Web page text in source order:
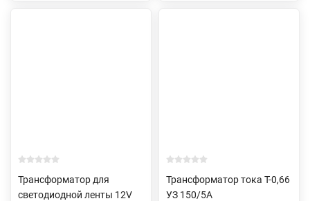
Трансформатор для
светодиодной ленты 12V
Трансформатор тока Т-0,66
УЗ 150/5А